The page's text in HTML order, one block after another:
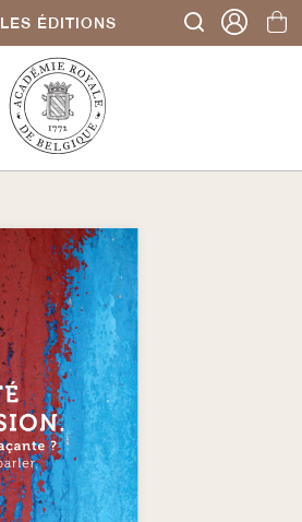
LES ÉDITIONS